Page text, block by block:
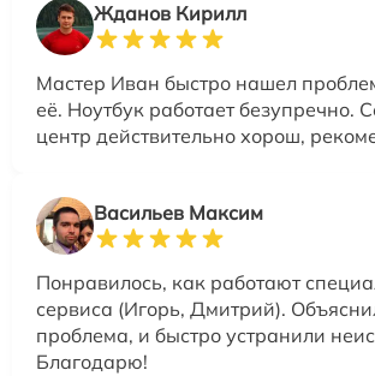
Жданов Кирилл
Мастер Иван быстро нашел
её. Ноутбук работает безупречно.
центр действительно хорош,
Васильев Максим
Понравилось, как работают
сервиса (Игорь, Дмитрий).
проблема, и быстро устранили
Благодарю!